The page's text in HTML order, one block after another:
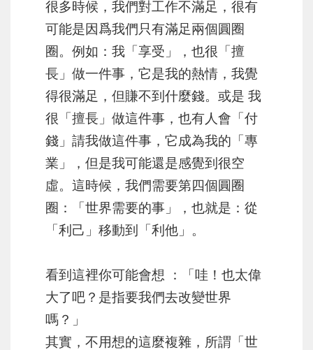
很多時候，我們對工作不滿足，很有
可能是因爲我們只有滿足兩個圓圈
圈。例如：我「享受」，也很「擅
長」做一件事，它是我的熱情，我覺
得很滿足，但賺不到什麼錢。或是 我
很「擅長」做這件事，也有人會「付
錢」請我做這件事，它成為我的「專
業」，但是我可能還是感覺到很空
虛。這時候，我們需要第四個圓圈
圈：「世界需要的事」，也就是：從
「利己」移動到「利他」。
看到這裡你可能會想 ：「哇！也太偉
大了吧？ 是指要我們去改變世界
嗎？」
其實，不用想的這麼複雜， 所謂「世